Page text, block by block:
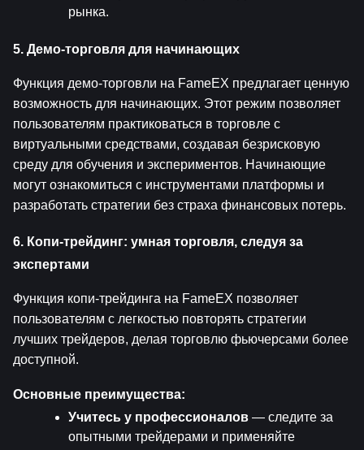
рынка.
5. Демо-торговля для начинающих
Функция демо-торговли на FameEX предлагает ценную
возможность для начинающих. Этот режим позволяет
пользователям практиковаться в торговле с
виртуальными средствами, создавая безрисковую
среду для обучения и экспериментов. Начинающие
могут ознакомиться с инструментами платформы и
разработать стратегии без страха финансовых потерь.
6. Копи-трейдинг: умная торговля, следуя за
экспертами
Функция копи-трейдинга на FameEX позволяет
пользователям с легкостью повторять стратегии
лучших трейдеров, делая торговлю фьючерсами более
доступной.
Основные преимущества:
Учитесь у профессионалов — следите за
опытными трейдерами и применяйте